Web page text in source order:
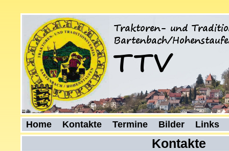
Home Kontakte Termine Bilder Links
Kontakte